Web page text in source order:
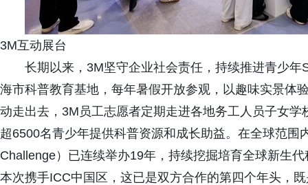
3M互动展台
长期以来，3M坚守企业社会责任，持续推进青少
海市科普教育基地，每年暑假开放参观，以趣味实景体
动走出去，3M员工志愿者定期走进各地务工人员子女
超6500名青少年提供科普资源和成长助益。在全球范围
Challenge）已连续举办19年，持续挖掘培育全球新生
本次携手ICC中国区，这已是双方合作的第四个年头，